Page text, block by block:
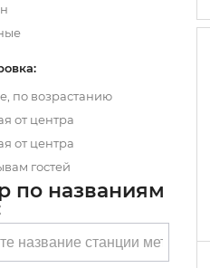
по возрастанию
от центра
от центра
гостей
по названиям